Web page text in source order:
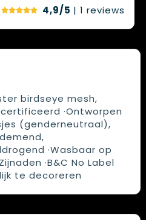
4,9/5 | 1 reviews
birdseye mesh,
·Ontworpen
(genderneutraal),
·Wasbaar op
·B&C No Label
te decoreren